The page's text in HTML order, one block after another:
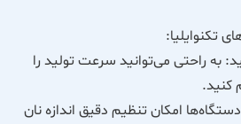
تکنوایلیا:
به راحتی می‌توانید سرعت تولید را
کنید.
امکان تنظیم دقیق اندازه نان